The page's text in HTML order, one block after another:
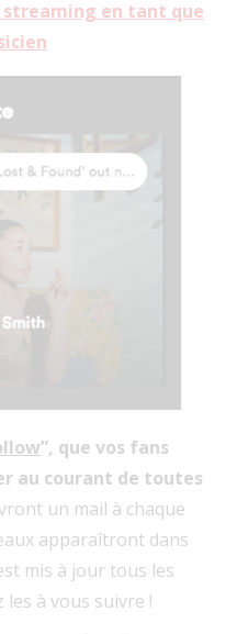
en tant que
”, que vos fans
au courant de toutes
un mail à chaque
apparaîtront dans
mis à jour tous les
à vous suivre !